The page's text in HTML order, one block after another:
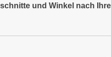
und Winkel nach